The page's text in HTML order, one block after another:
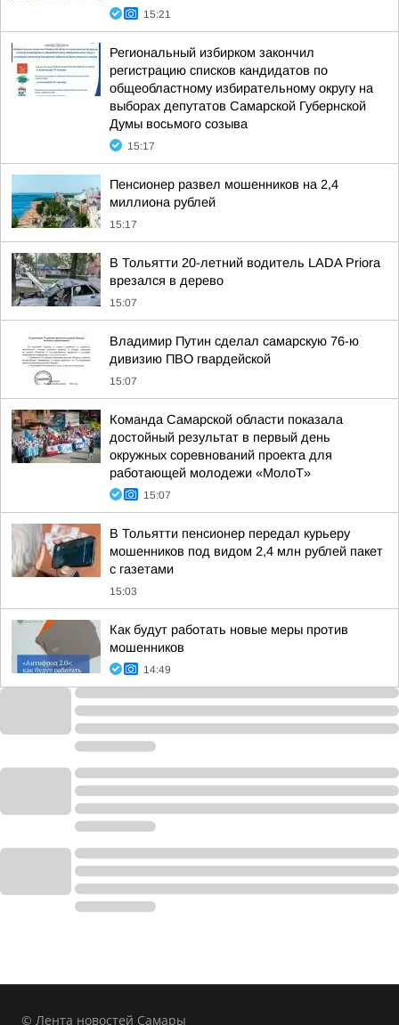
15:21
Региональный избирком закончил
регистрацию списков кандидатов по
общеобластному избирательному округу на
выборах депутатов Самарской Губернской
Думы восьмого созыва
15:17
Пенсионер развел мошенников на 2,4
миллиона рублей
15:17
В Тольятти 20-летний водитель LADA Priora
врезался в дерево
15:07
Владимир Путин сделал самарскую 76-ю
дивизию ПВО гвардейской
15:07
Команда Самарской области показала
достойный результат в первый день
окружных соревнований проекта для
работающей молодежи «МолоТ»
15:07
В Тольятти пенсионер передал курьеру
мошенников под видом 2,4 млн рублей пакет
с газетами
15:03
Как будут работать новые меры против
мошенников
14:49
© Лента новостей Самары